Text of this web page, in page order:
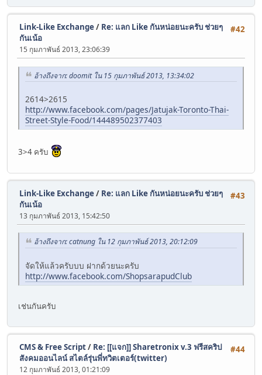
#42
Link-Like Exchange/ Re: แลก Like กันหน่อยนะครับ ช่วยๆ
กันเน้อ
15 กุมภาพันธ์ 2013, 23:06:39
อ้างถึงจาก: doomit ใน 15 กุมภาพันธ์ 2013, 13:34:02
2614>2615
http://www.facebook.com/pages/Jatujak-Toronto-Thai-
Street-Style-Food/144489502377403
3>4 ครับ
#43
Link-Like Exchange/ Re: แลก Like กันหน่อยนะครับ ช่วยๆ
กันเน้อ
13 กุมภาพันธ์ 2013, 15:42:50
อ้างถึงจาก: catnung ใน 12 กุมภาพันธ์ 2013, 20:12:09
จัดให้แล้วครับบบ ฝากด้วยนะครับ
http://www.facebook.com/ShopsarapudClub
เช่นกันครับ
#44
CMS & Free Script/ Re: [[แจก]] Sharetronix v.3 ฟรีสคริป
สังคมออนไลน์ สไตล์รุ่นพี่ทวิตเตอร์(twitter)
12 กุมภาพันธ์ 2013, 01:21:09